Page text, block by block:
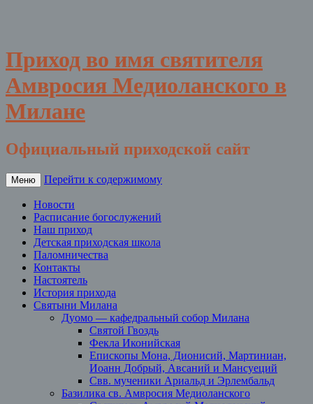
Приход во имя святителя
Амвросия Медиоланского в
Милане
Официальный приходской сайт
Меню Перейти к содержимому
Новости
Расписание богослужений
Наш приход
Детская приходская школа
Паломничества
Контакты
Настоятель
История прихода
Святыни Милана
Дуомо — кафедральный собор Милана
Святой Гвоздь
Фекла Иконийская
Епископы Мона, Дионисий, Мартиниан,
Иоанн Добрый, Авсаний и Мансуеций
Свв. мученики Ариальд и Эрлембальд
Базилика св. Амвросия Медиоланского